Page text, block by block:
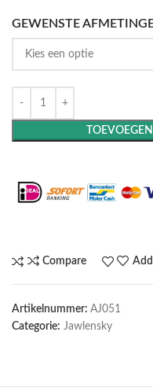
GEWENSTE
Compare
Artikelnummer: AJ051
Categorie: Jawlensky